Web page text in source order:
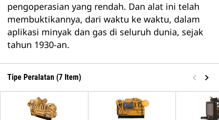
pengoperasian yang rendah. Dan alat ini telah
membuktikannya, dari waktu ke waktu, dalam
aplikasi minyak dan gas di seluruh dunia, sejak
tahun 1930-an.
Tipe Peralatan (7 Item)